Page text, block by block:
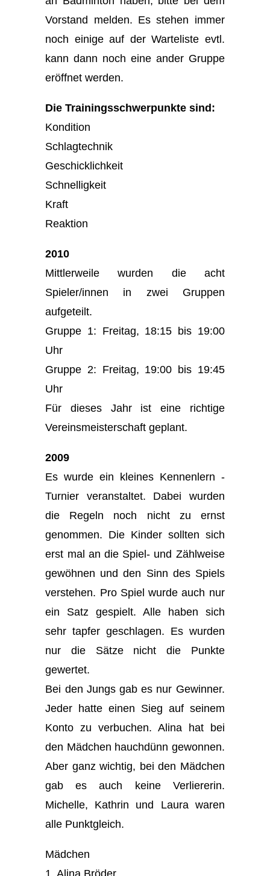
Vorstand melden. Es stehen immer
noch einige auf der Warteliste evtl.
kann dann noch eine ander Gruppe
eröffnet werden.
Die Trainingsschwerpunkte sind:
Kondition
Schlagtechnik
Geschicklichkeit
Schnelligkeit
Kraft
Reaktion
2010
Mittlerweile wurden die acht
Spieler/innen in zwei Gruppen
aufgeteilt.
Gruppe 1: Freitag, 18:15 bis 19:00
Uhr
Gruppe 2: Freitag, 19:00 bis 19:45
Uhr
Für dieses Jahr ist eine richtige
Vereinsmeisterschaft geplant.
2009
Es wurde ein kleines Kennenlern -
Turnier veranstaltet. Dabei wurden
die Regeln noch nicht zu ernst
genommen. Die Kinder sollten sich
erst mal an die Spiel- und Zählweise
gewöhnen und den Sinn des Spiels
verstehen. Pro Spiel wurde auch nur
ein Satz gespielt. Alle haben sich
sehr tapfer geschlagen. Es wurden
nur die Sätze nicht die Punkte
gewertet.
Bei den Jungs gab es nur Gewinner.
Jeder hatte einen Sieg auf seinem
Konto zu verbuchen. Alina hat bei
den Mädchen hauchdünn gewonnen.
Aber ganz wichtig, bei den Mädchen
gab es auch keine Verliererin.
Michelle, Kathrin und Laura waren
alle Punktgleich.
Mädchen
1. Alina Bröder